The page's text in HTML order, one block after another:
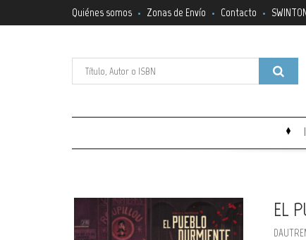
Quiénes somos Zonas de Envío Contacto
EL